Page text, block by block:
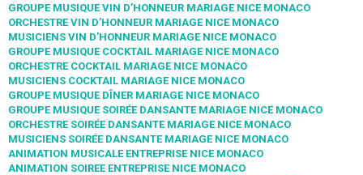
GROUPE MUSIQUE VIN D’HONNEUR MARIAGE NICE MONACO
ORCHESTRE VIN D’HONNEUR MARIAGE NICE MONACO
MUSICIENS VIN D’HONNEUR MARIAGE NICE MONACO
GROUPE MUSIQUE COCKTAIL MARIAGE NICE MONACO
ORCHESTRE COCKTAIL MARIAGE NICE MONACO
MUSICIENS COCKTAIL MARIAGE NICE MONACO
GROUPE MUSIQUE DÎNER MARIAGE NICE MONACO
GROUPE MUSIQUE SOIRÉE DANSANTE MARIAGE NICE MONACO
ORCHESTRE SOIRÉE DANSANTE MARIAGE NICE MONACO
MUSICIENS SOIRÉE DANSANTE MARIAGE NICE MONACO
ANIMATION MUSICALE ENTREPRISE NICE MONACO
ANIMATION SOIREE ENTREPRISE NICE MONACO